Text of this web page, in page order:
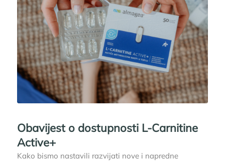
Obavijest o dostupnosti L-Carnitine
Active+
Kako bismo nastavili razvijati nove i napredne